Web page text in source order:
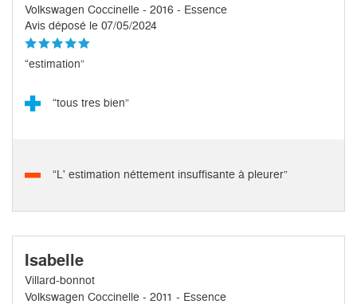
Volkswagen Coccinelle - 2016 - Essence
Avis déposé le 07/05/2024
“estimation”
“tous tres bien”
“L' estimation néttement insuffisante à pleurer”
Isabelle
Villard-bonnot
Volkswagen Coccinelle - 2011 - Essence